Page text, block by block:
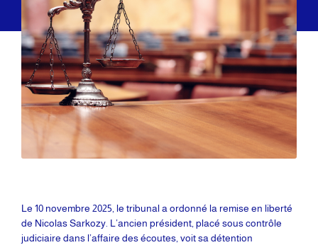
Le 10 novembre 2025, le tribunal a ordonné la remise en liberté
de Nicolas Sarkozy. L’ancien président, placé sous contrôle
judiciaire dans l’affaire des écoutes, voit sa détention